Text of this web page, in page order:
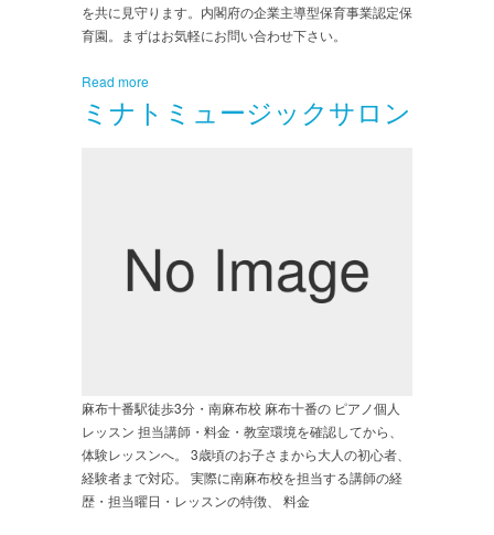
を共に見守ります。内閣府の企業主導型保育事業認定保
育園。まずはお気軽にお問い合わせ下さい。
Read more
ミナトミュージックサロン
麻布十番駅徒歩3分・南麻布校 麻布十番の ピアノ個人
レッスン 担当講師・料金・教室環境を確認してから、
体験レッスンへ。 3歳頃のお子さまから大人の初心者、
経験者まで対応。 実際に南麻布校を担当する講師の経
歴・担当曜日・レッスンの特徴、 料金